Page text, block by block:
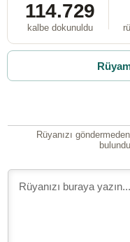
114.729
kalbe dokunuldu
Rüyanızı